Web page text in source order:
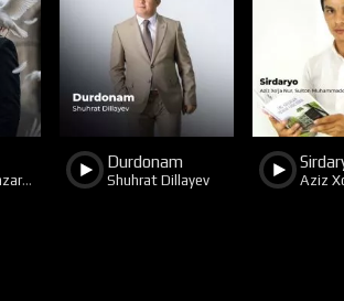
Sanjar Soibnazarov
29 14
Durdonam
Shuhrat Dillayev
50
Aziz